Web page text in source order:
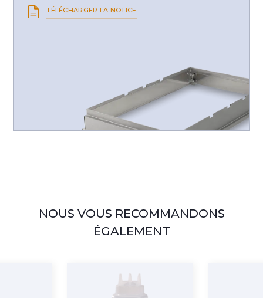
TÉLÉCHARGER LA NOTICE
NOUS VOUS RECOMMANDONS
ÉGALEMENT